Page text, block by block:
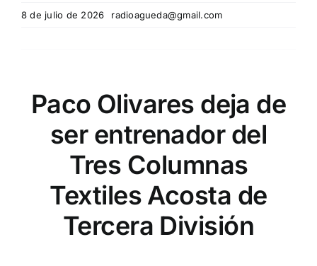
8 de julio de 2026 radioagueda@gmail.com
Paco Olivares deja de
ser entrenador del
Tres Columnas
Textiles Acosta de
Tercera División